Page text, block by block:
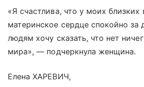
«Я счастлива, что у моих
материнское сердце спокойно за
людям хочу сказать, что нет
мира», — подчеркнула женщина.
Елена ХАРЕВИЧ,